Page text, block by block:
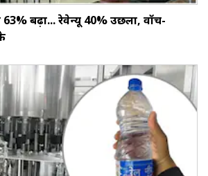
बढ़ा... रेवेन्यू 40% उछला, वॉच-